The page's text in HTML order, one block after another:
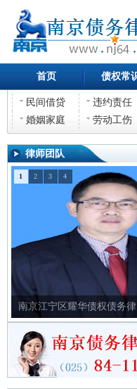
首页 债权常
民间借贷 违约责任
婚姻家庭
劳动工伤
律师团队
南京江宁区耀华债权债务
1 2 3 4